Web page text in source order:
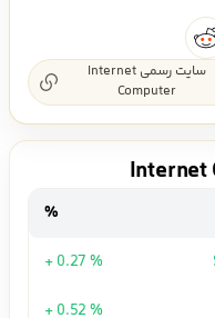
سایت رسمی Internet
Computer
%
+ 0.27 %
+ 0.52 %